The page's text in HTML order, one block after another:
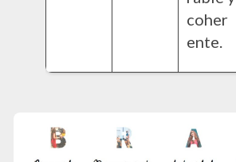
coher
ente.